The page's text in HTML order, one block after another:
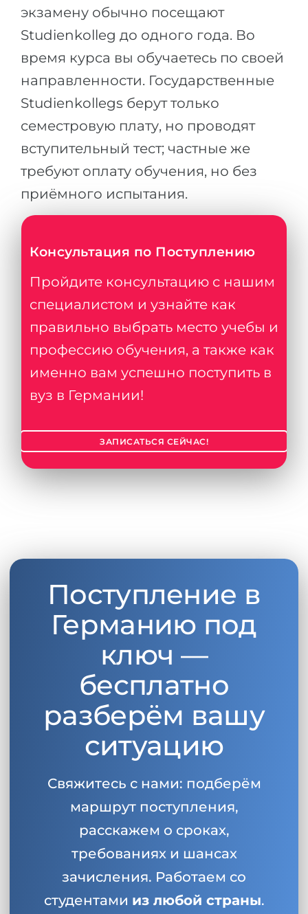
экзамену обычно посещают
Studienkolleg до одного года. Во
время курса вы обучаетесь по своей
направленности. Государственные
Studienkollegs берут только
семестровую плату, но проводят
вступительный тест; частные же
требуют оплату обучения, но без
приёмного испытания.
Консультация по Поступлению
Пройдите консультацию с нашим
специалистом и узнайте как
правильно выбрать место учебы и
профессию обучения, а также как
именно вам успешно поступить в
вуз в Германии!
ЗАПИСАТЬСЯ СЕЙЧАС!
Поступление в
Германию под
ключ —
бесплатно
разберём вашу
ситуацию
Свяжитесь с нами: подберём
маршрут поступления,
расскажем о сроках,
требованиях и шансах
зачисления. Работаем со
студентами из любой страны.